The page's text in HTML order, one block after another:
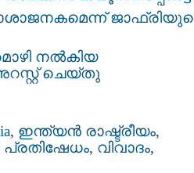
നല്‍കിയ
ചെയ്തു
, ഇന്ത്യന്‍ രാഷ്ട്രീയം,
പ്രതിഷേധം, വിവാദം,